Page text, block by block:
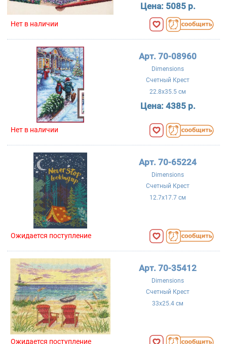
Цена: 5085 р.
Нет в наличии
Арт. 70-08960
Dimensions
Счетный Крест
22.8x35.5 см
Цена: 4385 р.
Нет в наличии
Арт. 70-65224
Dimensions
Счетный Крест
12.7x17.7 см
Ожидается поступление
Арт. 70-35412
Dimensions
Счетный Крест
33x25.4 см
Ожидается поступление